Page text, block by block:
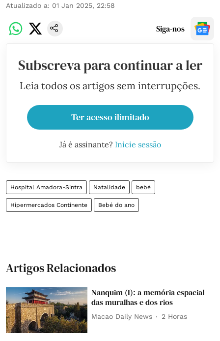
Atualizado a: 01 Jan 2025, 22:58
Siga-nos
Subscreva para continuar a ler
Leia todos os artigos sem interrupções.
Ter acesso ilimitado
Já é assinante? Inicie sessão
Hospital Amadora-Sintra Natalidade bebé
Hipermercados Continente Bebé do ano
Artigos Relacionados
Nanquim (I): a memória espacial
das muralhas e dos rios
Macao Daily News 2 Horas